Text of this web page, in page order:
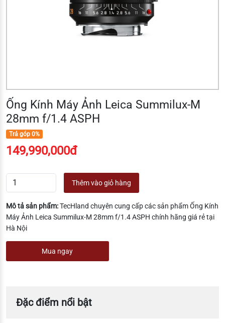
Ống Kính Máy Ảnh Leica Summilux-M
28mm f/1.4 ASPH
Trả góp 0%
149,990,000đ
Thêm vào giỏ hàng
Mô tả sản phẩm:TecHland chuyên cung cấp các sản phẩm Ống Kính
Máy Ảnh Leica Summilux-M 28mm f/1.4 ASPH chính hãng giá rẻ tại
Hà Nội
Mua ngay
Đặc điểm nổi bật